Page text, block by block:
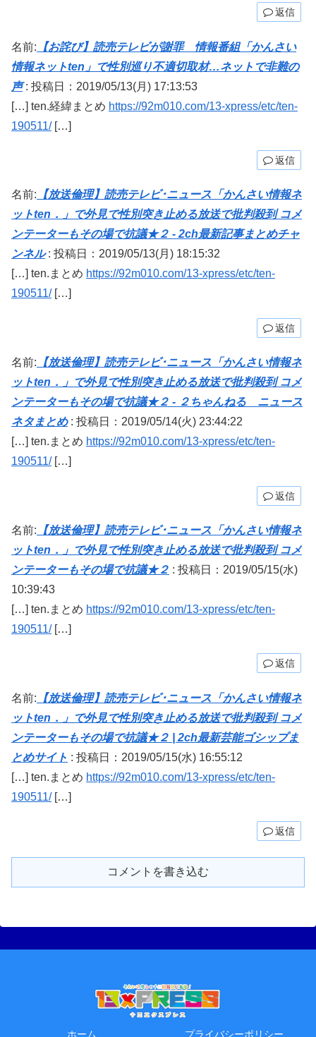
返信
名前: 【お詫び】読売テレビが謝罪 情報番組「かんさい
情報ネットten」で性別巡り不適切取材…ネットで非難の
声: 投稿日：2019/05/13(月) 17:13:53
[…] ten.経緯まとめ https://92m010.com/13-xpress/etc/ten-
190511/[…]
返信
名前: 【放送倫理】読売テレビ･ニュース「かんさい情報ネ
ットten．」で外見で性別突き止める放送で批判殺到 コメ
ンテーターもその場で抗議★２ - 2ch最新記事まとめチャ
ンネル: 投稿日：2019/05/13(月) 18:15:32
[…] ten.まとめ https://92m010.com/13-xpress/etc/ten-
190511/[…]
返信
名前: 【放送倫理】読売テレビ･ニュース「かんさい情報ネ
ットten．」で外見で性別突き止める放送で批判殺到 コメ
ンテーターもその場で抗議★２ - ２ちゃんねる ニュース
ネタまとめ: 投稿日：2019/05/14(火) 23:44:22
[…] ten.まとめ https://92m010.com/13-xpress/etc/ten-
190511/[…]
返信
名前: 【放送倫理】読売テレビ･ニュース「かんさい情報ネ
ットten．」で外見で性別突き止める放送で批判殺到 コメ
ンテーターもその場で抗議★２ : 投稿日：2019/05/15(水)
10:39:43
[…] ten.まとめ https://92m010.com/13-xpress/etc/ten-
190511/[…]
返信
名前: 【放送倫理】読売テレビ･ニュース「かんさい情報ネ
ットten．」で外見で性別突き止める放送で批判殺到 コメ
ンテーターもその場で抗議★２ | 2ch最新芸能ゴシップま
とめサイト : 投稿日：2019/05/15(水) 16:55:12
[…] ten.まとめ https://92m010.com/13-xpress/etc/ten-
190511/[…]
返信
コメントを書き込む
ホーム プライバシーポリシー